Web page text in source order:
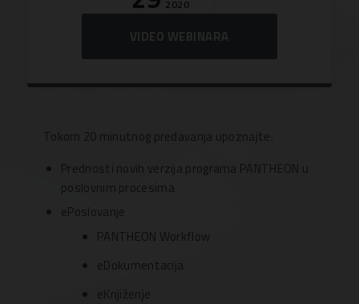
2020
VIDEO WEBINARA
Tokom 20 minutnog predavanja upoznajte:
Prednosti novih verzija programa PANTHEON u
poslovnim procesima
ePoslovanje
PANTHEON Workflow
eDokumentacija
eKnjiženje